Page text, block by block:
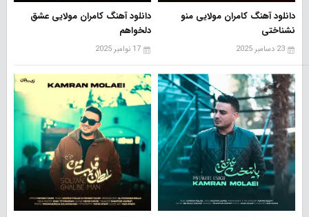
دانلود آهنگ کامران مولایی منو
نشناختی
23 دسامبر 2025
دانلود آهنگ کامران مولایی عشق
دلخواهم
17 نوامبر 2025